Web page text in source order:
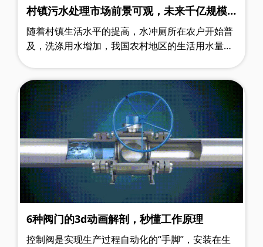
村镇污水处理市场前景可观，未来千亿规模
值得把握！
随着村镇生活水平的提高，水冲厕所在农户开始普
及，洗涤用水增加，我国农村地区的生活用水量和
6种阀门的3d动画解剖，秒懂工作原理
控制阀是实现生产过程自动化的“手脚”，安装在生